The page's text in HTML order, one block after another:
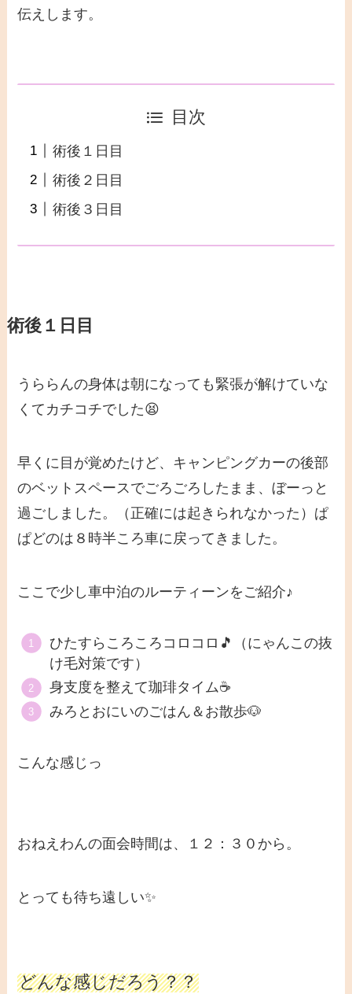
伝えします。
目次
術後１日目
術後２日目
術後３日目
術後１日目
うららんの身体は朝になっても緊張が解けていな
くてカチコチでした😫
早くに目が覚めたけど、キャンピングカーの後部
のベットスペースでごろごろしたまま、ぼーっと
過ごしました。（正確には起きられなかった）ぱ
ぱどのは８時半ころ車に戻ってきました。
ここで少し車中泊のルーティーンをご紹介♪
ひたすらころころコロコロ🎵（にゃんこの抜
け毛対策です）
身支度を整えて珈琲タイム☕
みろとおにいのごはん＆お散歩🐶
こんな感じっ
おねえわんの面会時間は、１２：３０から。
とっても待ち遠しい✨
どんな感じだろう？？